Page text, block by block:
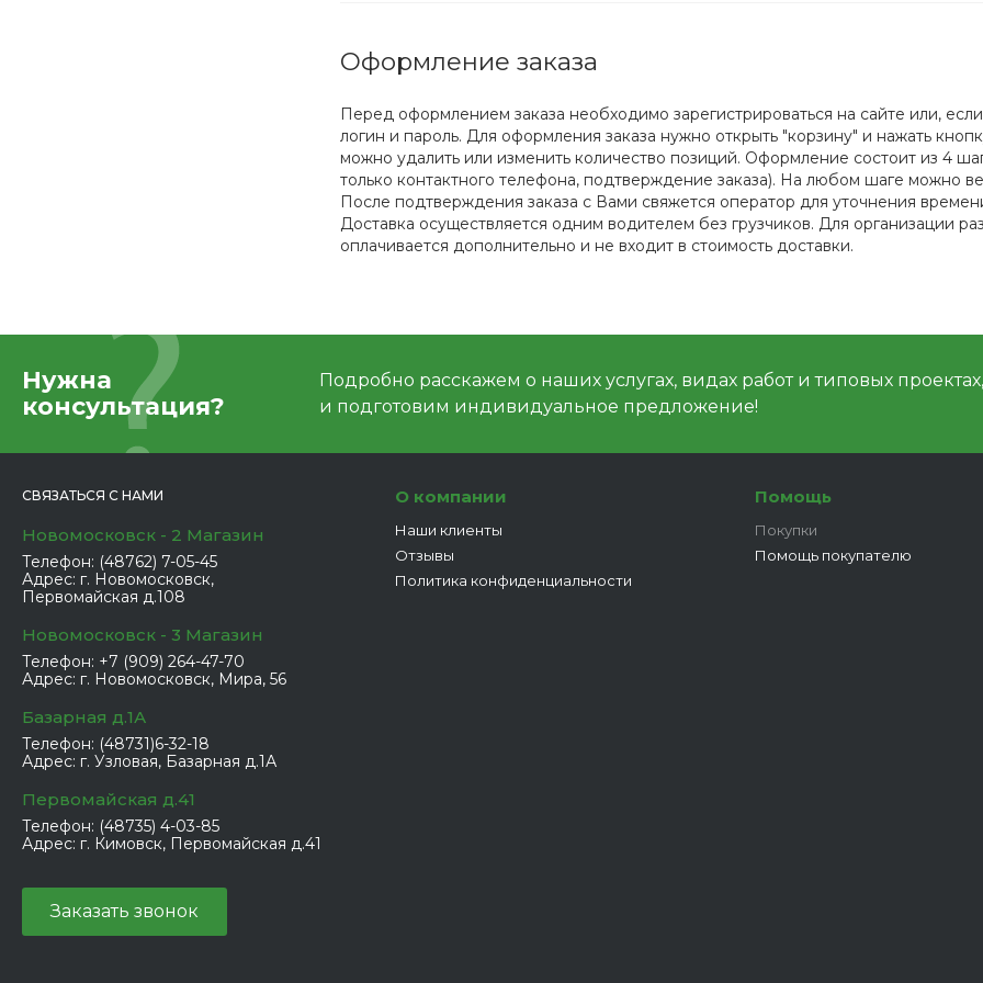
Оформление заказа
Перед оформлением заказа необходимо зарегистрироваться на сайте или,
логин и пароль. Для оформления заказа нужно открыть "корзину" и нажать
можно удалить или изменить количество позиций. Оформление состоит из 4
только контактного телефона, подтверждение заказа). На любом шаге можно
После подтверждения заказа с Вами свяжется оператор для уточнения
Доставка осуществляется одним водителем без грузчиков. Для организации
оплачивается дополнительно и не входит в стоимость доставки.
Нужна
консультация?
Подробно расскажем о наших услугах, видах работ и типовых
и подготовим индивидуальное предложение!
СВЯЗАТЬСЯ С НАМИ
Новомосковск - 2 Магазин
Телефон: (48762) 7-05-45
Адрес: г. Новомосковск,
Первомайская д.108
Новомосковск - 3 Магазин
Телефон: +7 (909) 264-47-70
Адрес: г. Новомосковск, Мира, 56
Базарная д.1А
Телефон: (48731)6-32-18
Адрес: г. Узловая, Базарная д.1А
Первомайская д.41
Телефон: (48735) 4-03-85
Адрес: г. Кимовск, Первомайская д.41
О компании
Наши клиенты
Отзывы
Политика конфиденциальности
Помощь
Покупки
Помощь покупателю
Заказать звонок